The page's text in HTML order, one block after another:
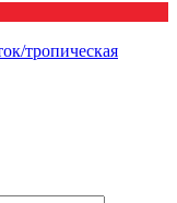
тропическая